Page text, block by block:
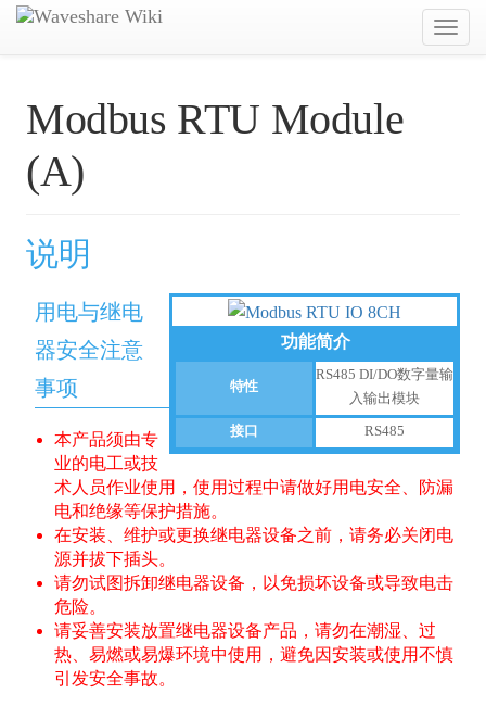
Modbus RTU Module
(A)
说明
功能简介
特性
RS485 DI/DO数字量输
入输出模块
接口 RS485
用电与继电
器安全注意
事项
本产品须由专
业的电工或技
术人员作业使用，使用过程中请做好用电安全、防漏
电和绝缘等保护措施。
在安装、维护或更换继电器设备之前，请务必关闭电
源并拔下插头。
请勿试图拆卸继电器设备，以免损坏设备或导致电击
危险。
请妥善安装放置继电器设备产品，请勿在潮湿、过
热、易燃或易爆环境中使用，避免因安装或使用不慎
引发安全事故。